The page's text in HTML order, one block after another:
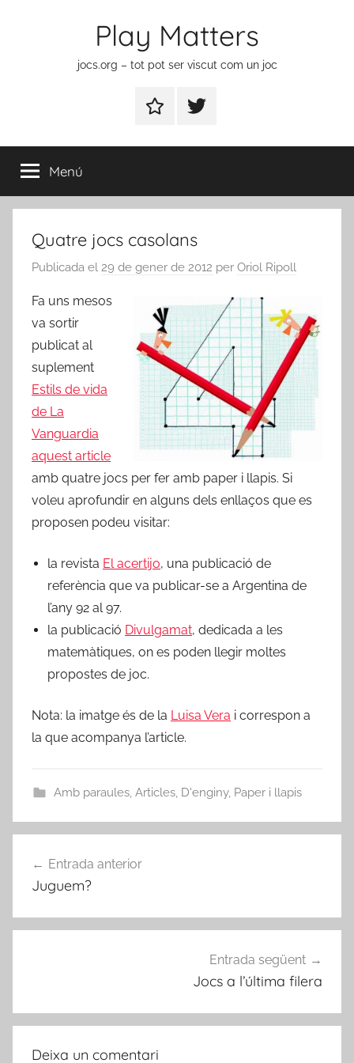
Play Matters
jocs.org – tot pot ser viscut com un joc
ContactarElement
menú
Menú
Quatre jocs casolans
Publicada el 29 de gener de 2012 per Oriol Ripoll
Fa uns mesos
va sortir
publicat al
suplement
Estils de vida
de La
Vanguardia
aquest article
amb quatre jocs per fer amb paper i llapis. Si
voleu aprofundir en alguns dels enllaços que es
proposen podeu visitar:
la revista El acertijo, una publicació de
referència que va publicar-se a Argentina de
l’any 92 al 97.
la publicació Divulgamat, dedicada a les
matemàtiques, on es poden llegir moltes
propostes de joc.
Nota: la imatge és de la Luisa Vera i correspon a
la que acompanya l’article.
Amb paraules, Articles, D'enginy, Paper i llapis
d'entrades
Entrada anterior
Juguem?
Entrada següent
Jocs a l’última filera
Deixa un comentari